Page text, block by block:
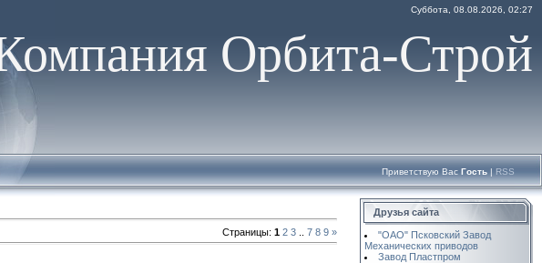
Суббота, 08.08.2026, 02:27
Орбита-Строй
Приветствую Вас Гость | RSS
Страницы: 1 2 3 7 8 9 »
Друзья сайта
"ОАО" Псковский Завод
Механических приводов
Завод Пластпром